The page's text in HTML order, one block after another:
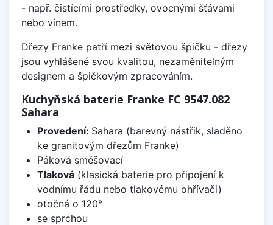
- např. čistícími prostředky, ovocnými šťávami
nebo vínem.
Dřezy Franke patří mezi světovou špičku - dřezy
jsou vyhlášené svou kvalitou, nezaměnitelným
designem a špičkovým zpracováním.
Kuchyňská baterie Franke FC 9547.082
Sahara
Provedení: Sahara (barevný nástřik, sladěno
ke granitovým dřezům Franke)
Páková směšovací
Tlaková(klasická baterie pro připojení k
vodnímu řádu nebo tlakovému ohřívači)
otočná o 120°
se sprchou